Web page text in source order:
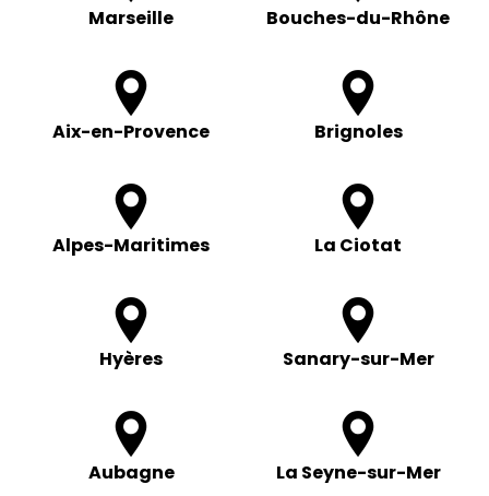
Marseille Bouches-du-Rhône
Aix-en-Provence Brignoles
Alpes-Maritimes La Ciotat
Hyères Sanary-sur-Mer
Aubagne La Seyne-sur-Mer